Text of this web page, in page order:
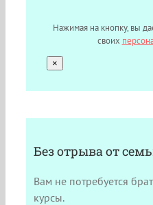
Нажимая на кнопку, вы
своих
×
Без отрыва от
Вам не потребуется
курсы.